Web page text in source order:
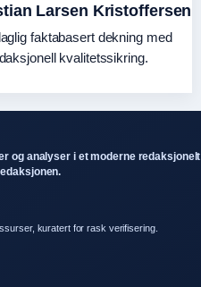
Larsen Kristoffersen
faktabasert dekning med
kvalitetssikring.
og analyser i et moderne redaksjonelt
kuratert for rask verifisering.